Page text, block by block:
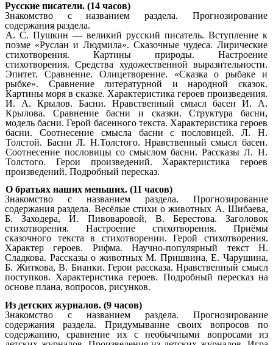
Русские писатели. (14 часов)
Знакомство с названием раздела. Прогнозирование
содержания раздела.
А. С. Пушкин — великий русский писатель. Вступление к
поэме «Руслан и Людмила». Сказочные чудеса. Лирические
стихотворения. Картины природы. Настроение
стихотворения. Средства художественной выразительности.
Эпитет. Сравнение. Олицетворение. «Сказка о рыбаке и
рыбке». Сравнение литературной и народной сказок.
Картины моря в сказке. Характеристика героев произведения.
И. А. Крылов. Басни. Нравственный смысл басен И. А.
Крылова. Сравнение басни и сказки. Структура басни,
модель басни. Герой басенного текста. Характеристика героев
басни. Соотнесение смысла басни с пословицей. Л. Н.
Толстой. Басни Л. Н.Толстого. Нравственный смысл басен.
Соотнесение пословицы со смыслом басни. Рассказы Л. Н.
Толстого. Герои произведений. Характеристика героев
произведений. Подробный пересказ.
О братьях наших меньших. (11 часов)
Знакомство с названием раздела. Прогнозирование
содержания раздела. Весёлые стихи о животных А. Шибаева,
Б. Заходера, И. Пивоваровой, В. Берестова. Заголовок
стихотворения. Настроение стихотворения. Приёмы
сказочного текста в стихотворении. Герой стихотворения.
Характер героев. Рифма. Научно-популярный текст Н.
Сладкова. Рассказы о животных М. Пришвина, Е. Чарушина,
Б. Житкова, В. Бианки. Герои рассказа. Нравственный смысл
поступков. Характеристика героев. Подробный пересказ на
основе плана, вопросов, рисунков.
Из детских журналов. (9 часов)
Знакомство с названием раздела. Прогнозирование
содержания раздела. Придумывание своих вопросов по
содержанию, сравнение их с необычными вопросами из